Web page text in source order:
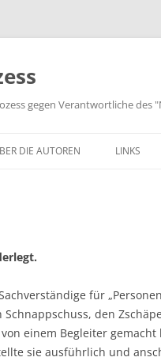
gegen Verantwortliche
DIE AUTOREN LINKS
für
den
einem Begleiter gemacht
sie ausführlich und